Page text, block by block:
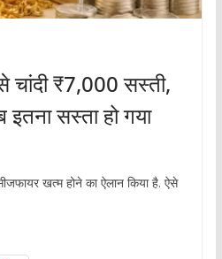
₹7,000 सस्ती,
सस्ता हो गया
खत्म होने का ऐलान किया है. ऐसे